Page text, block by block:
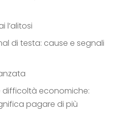
l’alitosi
di testa: cause e segnali
difficoltà economiche:
pagare di più